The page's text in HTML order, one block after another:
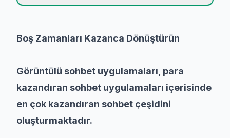
Boş Zamanları Kazanca Dönüştürün
Görüntülü sohbet uygulamaları, para
kazandıran sohbet uygulamaları içerisinde
en çok kazandıran sohbet çeşidini
oluşturmaktadır.